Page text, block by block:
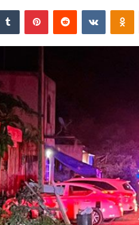
Tumblr PinterestReddit